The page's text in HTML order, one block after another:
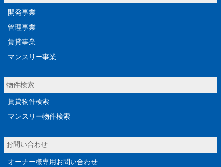
開発事業
管理事業
賃貸事業
マンスリー事業
物件検索
賃貸物件検索
マンスリー物件検索
お問い合わせ
オーナー様専用お問い合わせ